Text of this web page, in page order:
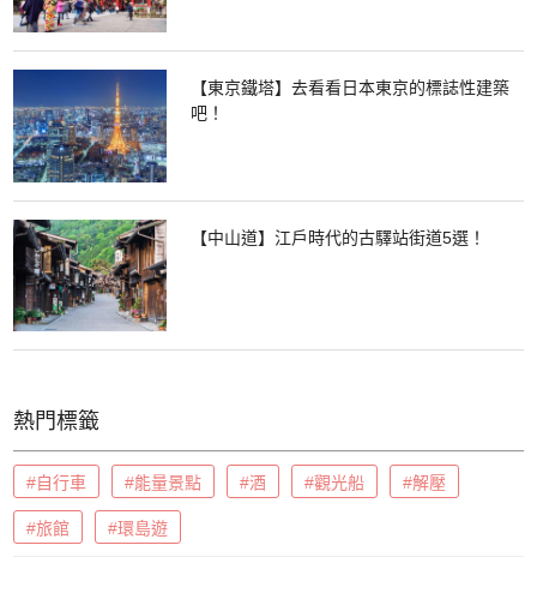
【東京鐵塔】去看看日本東京的標誌性建築
吧！
【中山道】江戶時代的古驛站街道5選！
熱門標籤
#自行車 #能量景點 #酒 #觀光船 #解壓
#旅館 #環島遊